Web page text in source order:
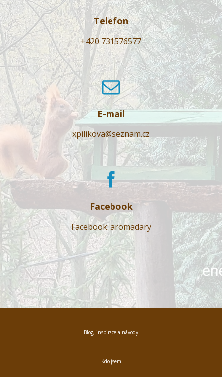
Telefon
+420 731576577
E-mail
xpilikova@seznam.cz
Facebook
Facebook: aromadary
Blog, inspirace a návody
Kdo jsem